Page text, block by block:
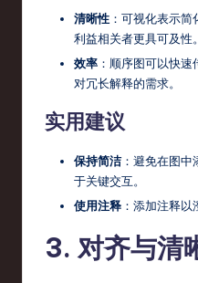
T
清晰性 ：可视化表示
利益相关者更具可及性。
效率 ：顺序图可以快
对冗长解释的需求。
实用建议
保持简洁：避免在图中
于关键交互。
使用注释 ：添加注释以
3. 对齐与清